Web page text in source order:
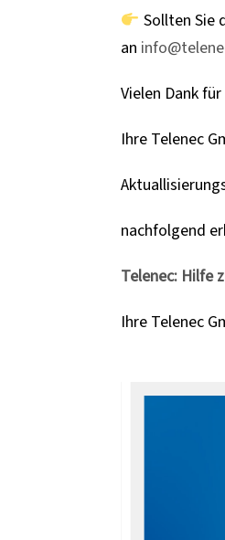
Sollten Sie
an
Vielen Dank
Ihre Telenec
nachfolgend
Telenec: Hilfe
Ihre Telenec